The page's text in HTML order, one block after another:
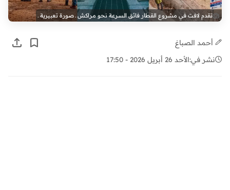
تقدم لافت في مشروع القطار فائق السرعة نحو مراكش ـ صورة تعبيرية ـ
أحمد الصباغ
نشر في:الأحد 26 أبريل 2026 - 17:50